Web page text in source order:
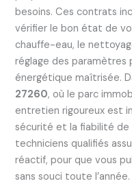
besoins. Ces contrats
vérifier le bon état de
chauffe-eau, le
réglage des paramètres
énergétique maîtrisée.
27260, où le parc
entretien rigoureux est
sécurité et la fiabilité de
techniciens qualifiés
réactif, pour que vous
sans souci toute l’année.